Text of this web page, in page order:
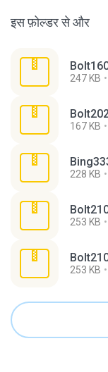
इस फ़ोल्डर से और
247 KB
167 KB
228 KB
253 KB
253 KB